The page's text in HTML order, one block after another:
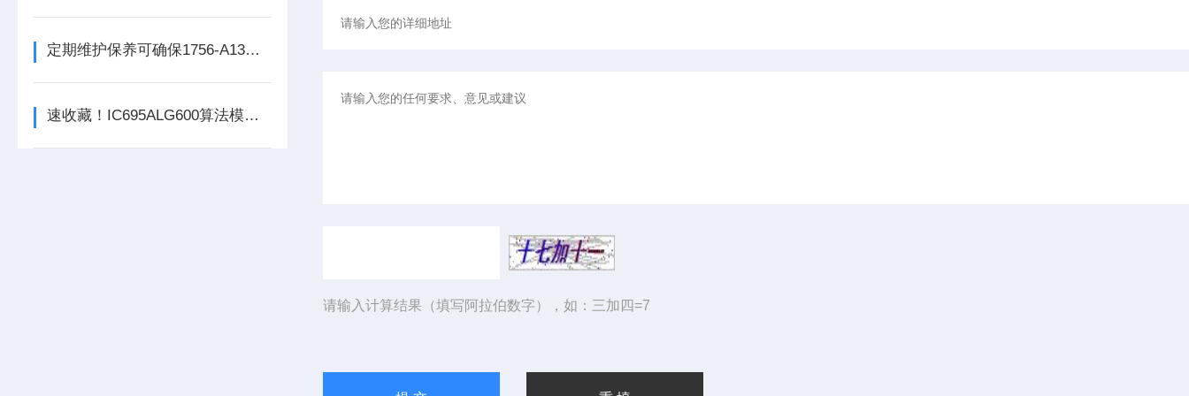
定期维护保养可确保1756-A13数字量输出模块的正常运行
速收藏！IC695ALG600算法模块常见故障的解决方法分享
请输入计算结果（填写阿拉伯数字），如：三加四=7